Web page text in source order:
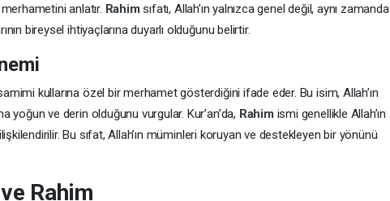
anlatır. Rahimsıfatı, Allah’ın yalnızca genel değil, aynı zamanda
bireysel ihtiyaçlarına duyarlı olduğunu belirtir.
kullarına özel bir merhamet gösterdiğini ifade eder. Bu isim, Allah’ın
yoğun ve derin olduğunu vurgular. Kur’an’da, Rahim ismi genellikle Allah’ın
Bu sıfat, Allah’ın müminleri koruyan ve destekleyen bir yönünü
ve Rahim